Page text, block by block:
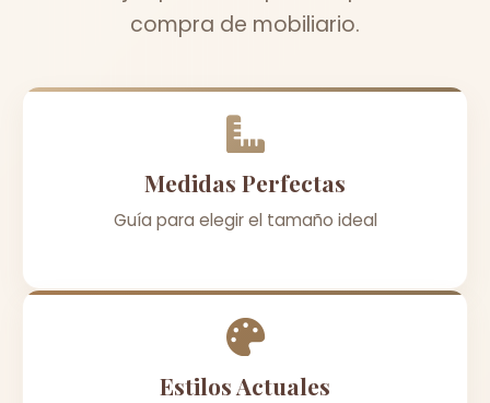
compra de mobiliario.
Medidas Perfectas
Guía para elegir el tamaño ideal
Estilos Actuales